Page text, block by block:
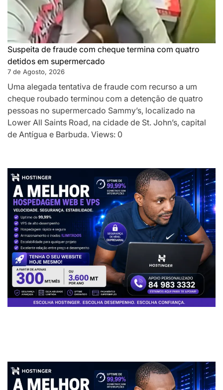
Suspeita de fraude com cheque termina com quatro
detidos em supermercado
7 de Agosto, 2026
Uma alegada tentativa de fraude com recurso a um
cheque roubado terminou com a detenção de quatro
pessoas no supermercado Sammy’s, localizado na
Lower All Saints Road, na cidade de St. John’s, capital
de Antígua e Barbuda. Views: 0